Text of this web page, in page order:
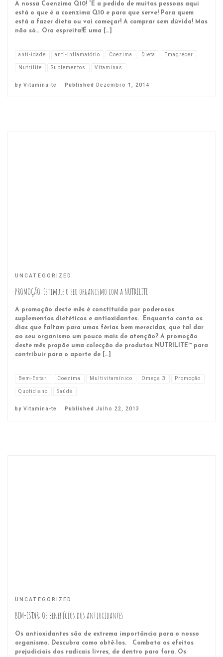
A nossa Coenzima Q10! “E a pedido de muitas pessoas aqui
está o que é a coenzima Q10 e para que serve! Para quem
está a fazer dieta ou vai começar! A comprar sem dúvida! Mas
não só… Ora espreita!É uma […]
anti-idade anti-inflamatório Coezima Dieta
Emagrecer
Nutrilite
Suplementos Vitaminas
by Vitamina-te Published Dezembro 1, 2014
UNCATEGORIZED
PROMOÇÃO: Estimule o seu organismo com a NUTRILITE
A promoção deste mês é constituída por poderosos
suplementos dietéticos e antioxidantes. Enquanto conta os
dias que faltam para umas férias bem merecidas, que tal dar
ao seu organismo um pouco mais de atenção? A promoção
deste mês propõe uma colecção de produtos NUTRILITE™ para
contribuir para o aporte de […]
Bem-Estar. Coezima Multivitamínico Omega 3
Promoção
Quotidiano
Saúde
by Vitamina-te Published Julho 22, 2013
UNCATEGORIZED
BEM-ESTAR: Os benefícios dos antioxidantes
Os antioxidantes são de extrema importância para o nosso
organismo. Descubra como obtê-los. Combata os efeitos
prejudiciais dos radicais livres, de dentro para fora. Os